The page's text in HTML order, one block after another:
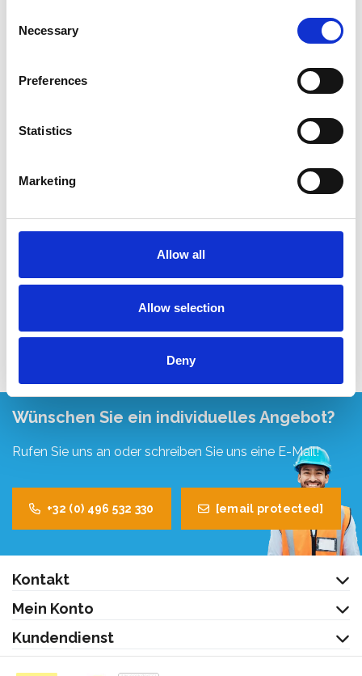
Selection
Necessary
Preferences
Statistics
Marketing
Allow all
Allow selection
Deny
90x305 4,2 m Arbeitshöhe
Exkl. MwSt
Wünschen Sie ein individuelles Angebot?
Rufen Sie uns an oder schreiben Sie uns eine E-Mail!
+32 (0) 496 532 330 [email protected]
Kontakt
Mein Konto
Kundendienst